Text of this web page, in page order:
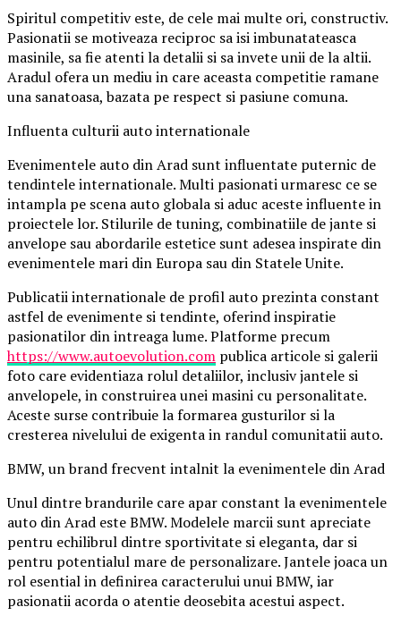
Spiritul competitiv este, de cele mai multe ori, constructiv.
Pasionatii se motiveaza reciproc sa isi imbunatateasca
masinile, sa fie atenti la detalii si sa invete unii de la altii.
Aradul ofera un mediu in care aceasta competitie ramane
una sanatoasa, bazata pe respect si pasiune comuna.
Influenta culturii auto internationale
Evenimentele auto din Arad sunt influentate puternic de
tendintele internationale. Multi pasionati urmaresc ce se
intampla pe scena auto globala si aduc aceste influente in
proiectele lor. Stilurile de tuning, combinatiile de jante si
anvelope sau abordarile estetice sunt adesea inspirate din
evenimentele mari din Europa sau din Statele Unite.
Publicatii internationale de profil auto prezinta constant
astfel de evenimente si tendinte, oferind inspiratie
pasionatilor din intreaga lume. Platforme precum
https://www.autoevolution.com publica articole si galerii
foto care evidentiaza rolul detaliilor, inclusiv jantele si
anvelopele, in construirea unei masini cu personalitate.
Aceste surse contribuie la formarea gusturilor si la
cresterea nivelului de exigenta in randul comunitatii auto.
BMW, un brand frecvent intalnit la evenimentele din Arad
Unul dintre brandurile care apar constant la evenimentele
auto din Arad este BMW. Modelele marcii sunt apreciate
pentru echilibrul dintre sportivitate si eleganta, dar si
pentru potentialul mare de personalizare. Jantele joaca un
rol esential in definirea caracterului unui BMW, iar
pasionatii acorda o atentie deosebita acestui aspect.